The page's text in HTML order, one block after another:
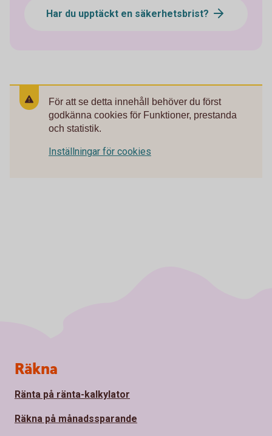
Har du upptäckt en säkerhetsbrist?
För att se detta innehåll behöver du först
godkänna cookies för Funktioner, prestanda
och statistik.
Inställningar för cookies
Sidfot
Räkna
Ränta på ränta-kalkylator
Räkna på månadssparande